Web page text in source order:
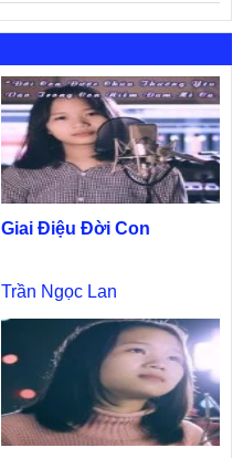
Giai Điệu Đời Con
Trần Ngọc Lan